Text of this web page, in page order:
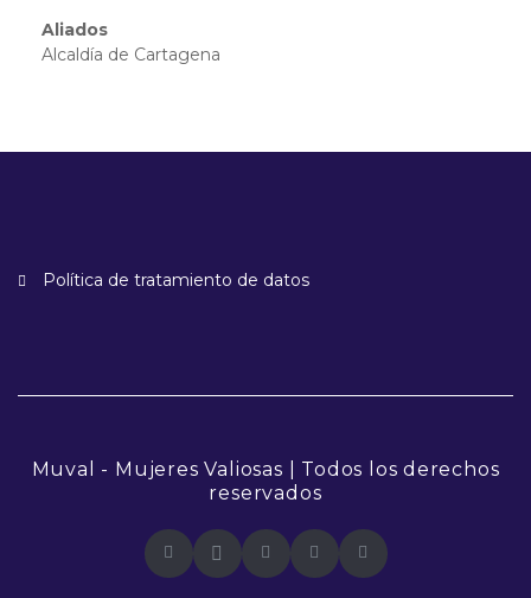
Aliados
Alcaldía de Cartagena
Política de tratamiento de datos
Muval - Mujeres Valiosas | Todos los derechos
reservados